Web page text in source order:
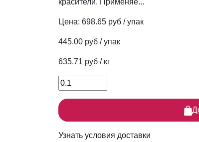
красители. Применяе...
Цена: 698.65 руб / упак
445.00 руб / упак
635.71 руб / кг
Узнать условия доставки